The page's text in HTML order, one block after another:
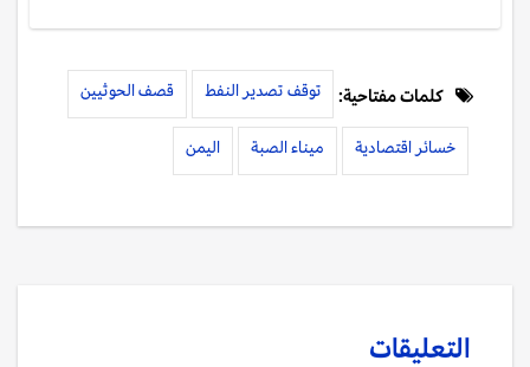
كلمات مفتاحية: توقف تصدير النفط قصف الحوثيين
خسائر اقتصادية ميناء الصبة اليمن
التعليقات